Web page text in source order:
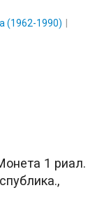
(1962-1990)
1 риал.